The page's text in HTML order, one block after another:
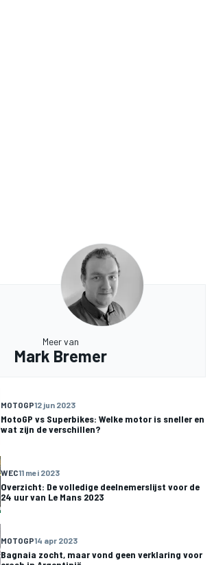
Meer van
Mark Bremer
MOTOGP12 jun 2023
MotoGP vs Superbikes: Welke motor is sneller en
wat zijn de verschillen?
WEC11 mei 2023
Overzicht: De volledige deelnemerslijst voor de
24 uur van Le Mans 2023
MOTOGP14 apr 2023
Bagnaia zocht, maar vond geen verklaring voor